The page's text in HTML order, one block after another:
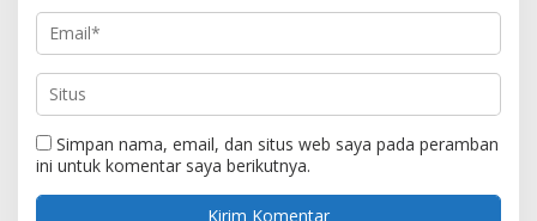
Simpan nama, email, dan situs web saya pada peramban
ini untuk komentar saya berikutnya.